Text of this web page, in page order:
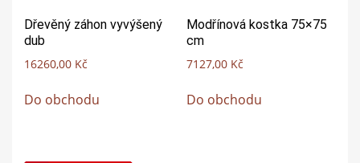
Dřevěný záhon vyvýšený
dub
16260,00 Kč
Do obchodu
Modřínová kostka 75×75
cm
7127,00 Kč
Do obchodu